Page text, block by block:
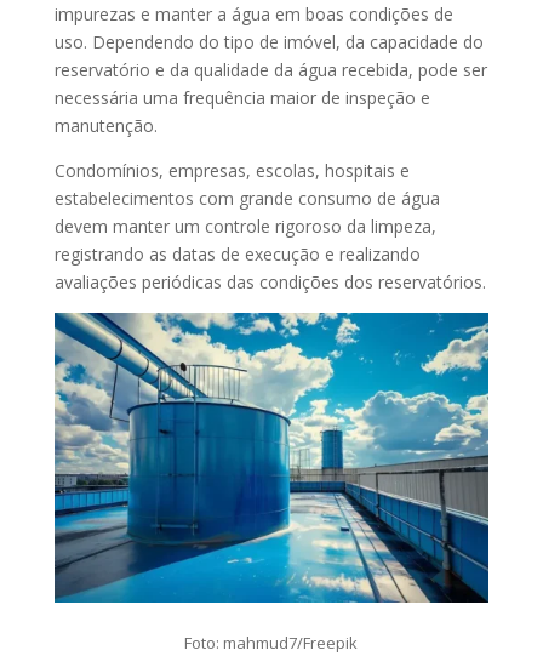
impurezas e manter a água em boas condições de
uso. Dependendo do tipo de imóvel, da capacidade do
reservatório e da qualidade da água recebida, pode ser
necessária uma frequência maior de inspeção e
manutenção.
Condomínios, empresas, escolas, hospitais e
estabelecimentos com grande consumo de água
devem manter um controle rigoroso da limpeza,
registrando as datas de execução e realizando
avaliações periódicas das condições dos reservatórios.
Foto: mahmud7/Freepik